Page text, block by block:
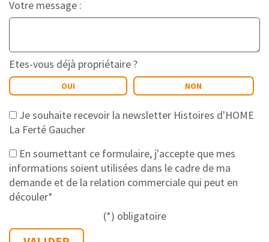
Votre message :
Etes-vous déjà propriétaire ?
OUI NON
Je souhaite recevoir la newsletter Histoires d'HOME
La Ferté Gaucher
En soumettant ce formulaire, j'accepte que mes
informations soient utilisées dans le cadre de ma
demande et de la relation commerciale qui peut en
découler*
(*) obligatoire